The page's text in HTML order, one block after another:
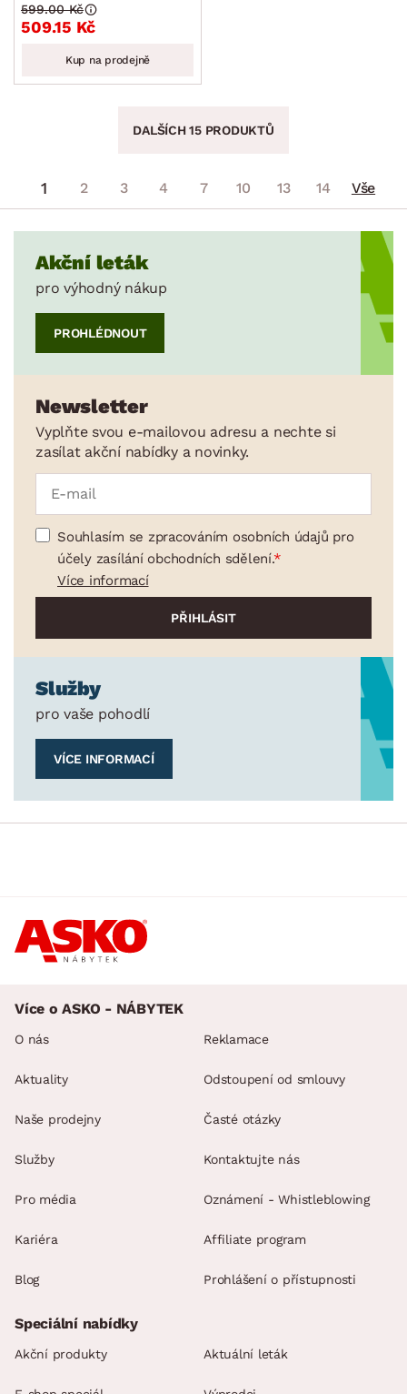
509.15 Kč
599.00 Kč
Kup na prodejně
DALŠÍCH 15 PRODUKTŮ
1 2 3 4 7 10 13 14 Vše
Akční leták
pro výhodný nákup
PROHLÉDNOUT
Newsletter
Vyplňte svou e-mailovou adresu a nechte si
zasílat akční nabídky a novinky.
Souhlasím se zpracováním osobních údajů pro
účely zasílání obchodních sdělení.
Více informací
Služby
pro vaše pohodlí
VÍCE INFORMACÍ
Více o ASKO - NÁBYTEK
O nás
Aktuality
Naše prodejny
Služby
Pro média
Kariéra
Blog
Reklamace
Odstoupení od smlouvy
Časté otázky
Kontaktujte nás
Oznámení - Whistleblowing
Affiliate program
Prohlášení o přístupnosti
Speciální nabídky
Akční produkty Aktuální leták